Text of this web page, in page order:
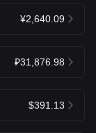
¥2,640.09
₽31,876.98
$391.13